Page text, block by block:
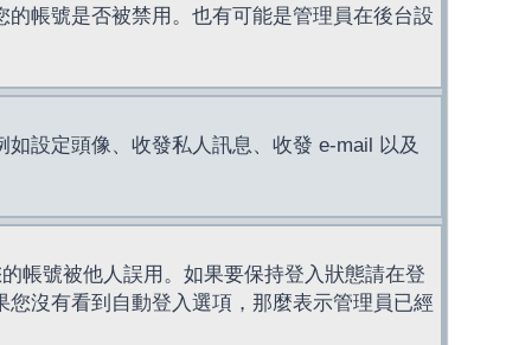
帳號是否被禁用。也有可能是管理員在後台設
設定頭像、收發私人訊息、收發 e-mail 以及
帳號被他人誤用。如果要保持登入狀態請在登
沒有看到自動登入選項，那麼表示管理員已經